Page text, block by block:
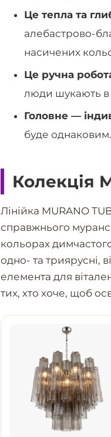
Це тепла та
алебастрово-
насичених
Це ручна
люди шукають в
Головне —
буде однаковим.
Колекція
Лінійка MURANO
справжнього
кольорах
одно- та триярусні,
елемента для
тих, хто хоче, щоб